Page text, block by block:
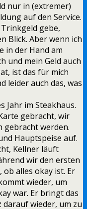
nur in (extremer)
auf den Service.
gebe,
Blick. Aber wenn ich
in der Hand am
und mein Geld auch
ist das für mich
leider auch das, was
Jahr im Steakhaus.
gebracht, wir
gebracht werden.
Hauptspeise auf.
Kellner läuft
wir den ersten
alles okay ist. Er
wieder, um
war. Er bringt das
wieder, um zu